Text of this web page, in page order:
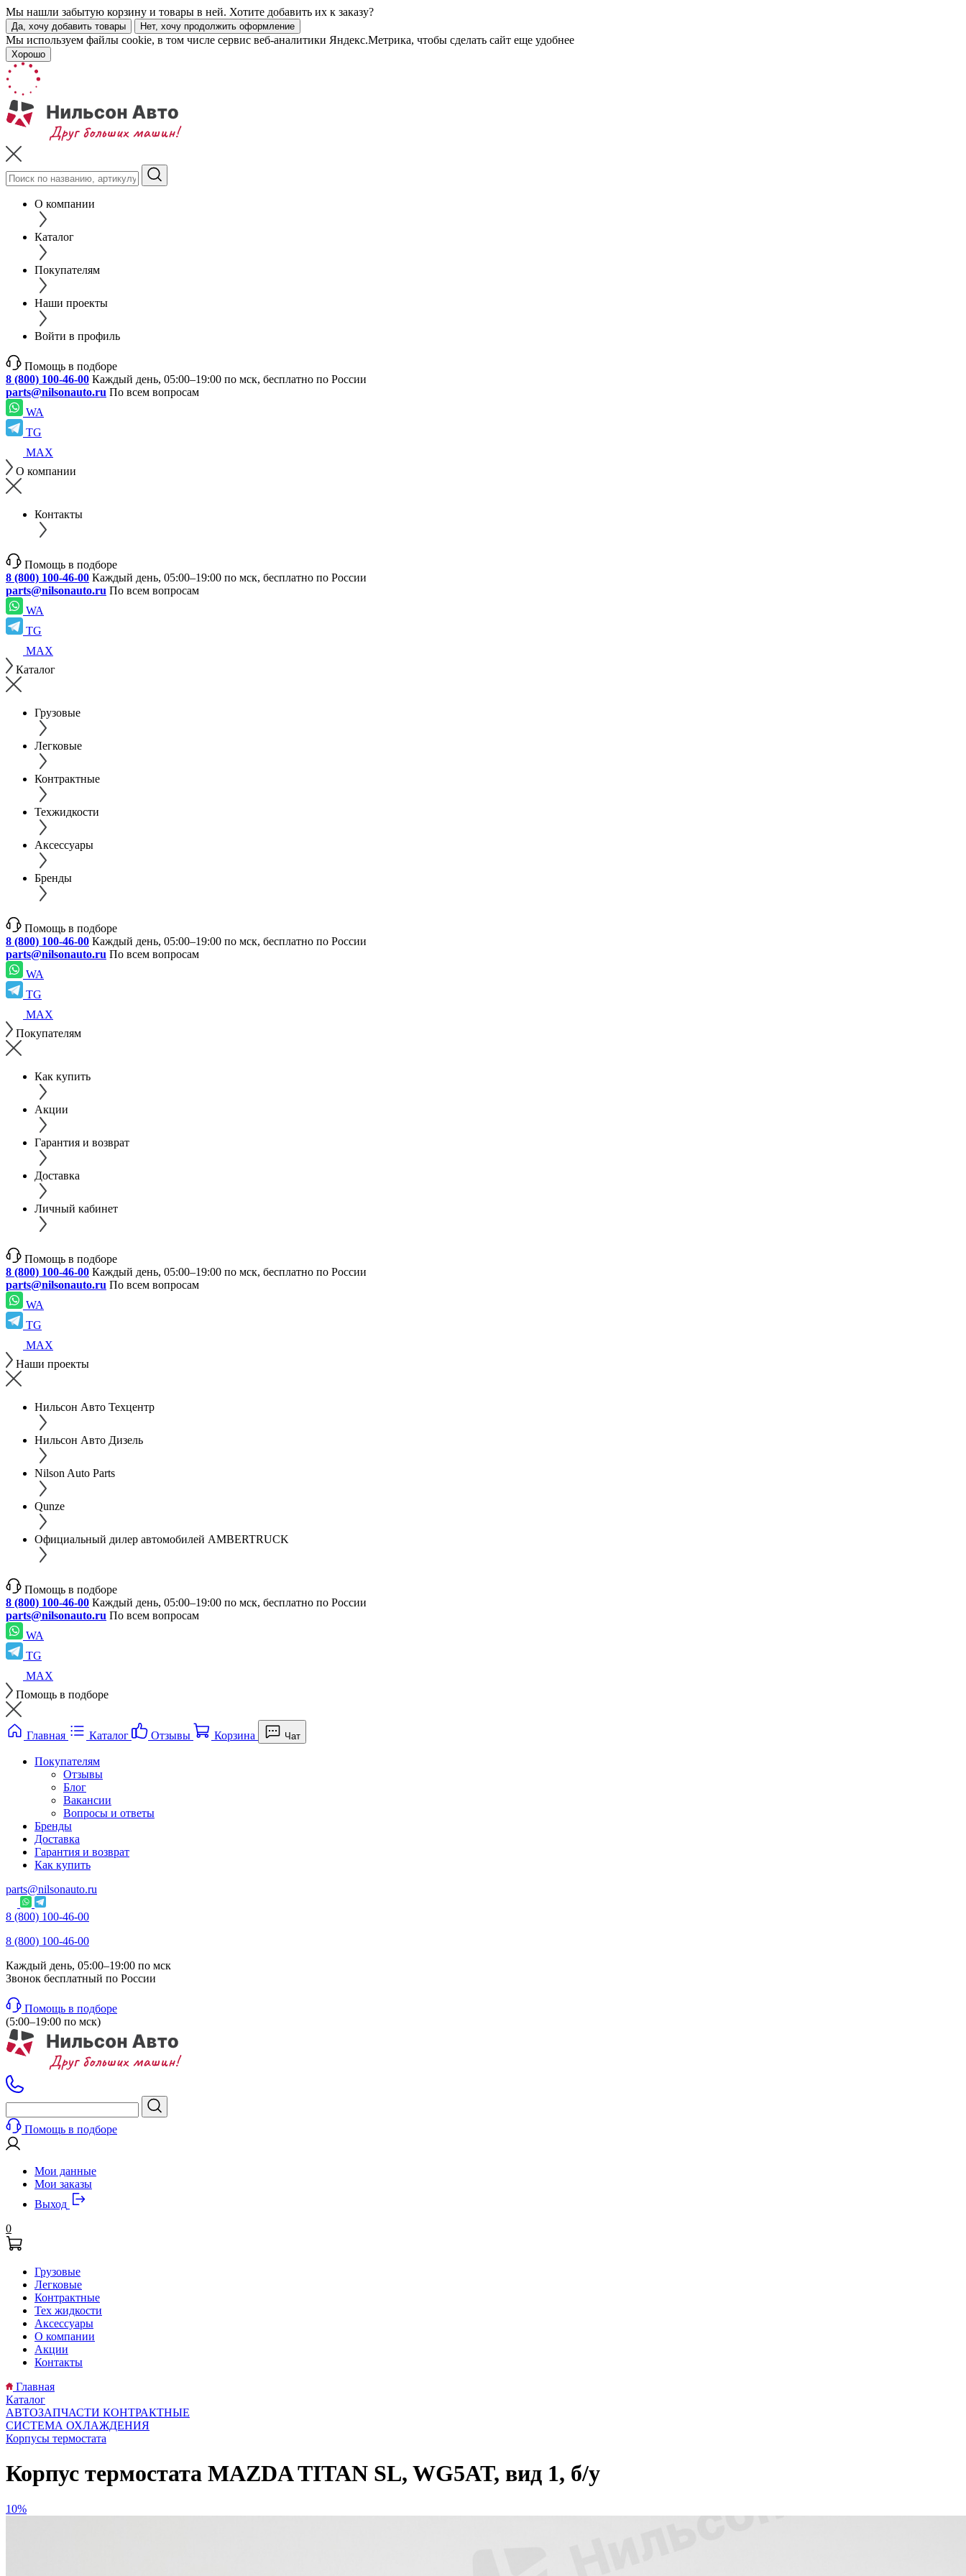
Мы нашли забытую корзину и товары в ней. Хотите добавить их к заказу?
Да, хочу добавить товары Нет, хочу продолжить оформление
Мы используем файлы cookie, в том числе сервис веб-аналитики Яндекс.Метрика, чтобы сделать сайт еще удобнее
Хорошо
О компании
Каталог
Покупателям
Наши проекты
Войти в профиль
Помощь в подборе
8 (800) 100-46-00 Каждый день, 05:00–19:00 по мск, бесплатно по России
parts@nilsonauto.ru По всем вопросам
WA
TG
MAX
О компании
Контакты
Помощь в подборе
8 (800) 100-46-00 Каждый день, 05:00–19:00 по мск, бесплатно по России
parts@nilsonauto.ru По всем вопросам
WA
TG
MAX
Каталог
Грузовые
Легковые
Контрактные
Техжидкости
Аксессуары
Бренды
Помощь в подборе
8 (800) 100-46-00 Каждый день, 05:00–19:00 по мск, бесплатно по России
parts@nilsonauto.ru По всем вопросам
WA
TG
MAX
Покупателям
Как купить
Акции
Гарантия и возврат
Доставка
Личный кабинет
Помощь в подборе
8 (800) 100-46-00 Каждый день, 05:00–19:00 по мск, бесплатно по России
parts@nilsonauto.ru По всем вопросам
WA
TG
MAX
Наши проекты
Нильсон Авто Техцентр
Нильсон Авто Дизель
Nilson Auto Parts
Qunze
Официальный дилер автомобилей AMBERTRUCK
Помощь в подборе
8 (800) 100-46-00 Каждый день, 05:00–19:00 по мск, бесплатно по России
parts@nilsonauto.ru По всем вопросам
WA
TG
MAX
Помощь в подборе
Главная Каталог Отзывы Корзина Чат
Покупателям
Отзывы
Блог
Вакансии
Вопросы и ответы
Бренды
Доставка
Гарантия и возврат
Как купить
parts@nilsonauto.ru
8 (800) 100-46-00
8 (800) 100-46-00
Каждый день, 05:00–19:00 по мск
Звонок бесплатный по России
Помощь в подборе
(5:00–19:00 по мск)
Помощь в подборе
Мои данные
Мои заказы
Выход
0
Грузовые
Легковые
Контрактные
Тех жидкости
Аксессуары
О компании
Акции
Контакты
Главная
Каталог
АВТОЗАПЧАСТИ КОНТРАКТНЫЕ
СИСТЕМА ОХЛАЖДЕНИЯ
Корпусы термостата
Корпус термостата MAZDA TITAN SL, WG5AT, вид 1, б/у
10%